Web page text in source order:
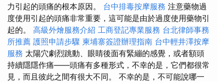
力引起的頭痛的根本原因。 台中排毒按摩服務 注意藥物過
度使用引起的頭痛非常重要，這可能是由於過度使用藥物引
起的。 高級外燴服務介紹 工商登記專業服務 台北律師事務
所推薦 護照申請步驟 柬埔寨簽證辦理指南 台中輕井澤按摩
服務 太陽穴劇烈跳動、眼睛後面有緊繃的感覺，或者額頭
持續隱隱作痛——頭痛有多種形式，不幸的是，它們都很常
見，而且彼此之間有很大不同。 不幸的是，不可能說哪一